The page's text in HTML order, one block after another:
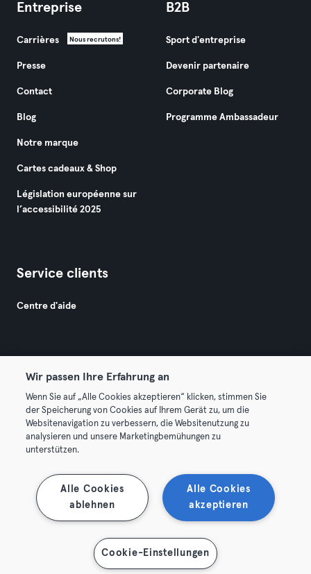
Entreprise
Carrières Nous recrutons!
Presse
Contact
Blog
Notre marque
Cartes cadeaux & Shop
Législation européenne sur
l’accessibilité 2025
B2B
Sport d'entreprise
Devenir partenaire
Corporate Blog
Programme Ambassadeur
Service clients
Centre d'aide
© 2026 Urban Sports Group GmbH. All rights reserved.
Conditions générales Politique de confidentialité
Mentions légales
Se rétracter ici
Wir passen Ihre Erfahrung an
Wenn Sie auf „Alle Cookies akzeptieren“ klicken, stimmen Sie
der Speicherung von Cookies auf Ihrem Gerät zu, um die
Websitenavigation zu verbessern, die Websitenutzung zu
analysieren und unsere Marketingbemühungen zu
unterstützen.
Alle Cookies
akzeptieren
Alle Cookies
ablehnen
Cookie-Einstellungen